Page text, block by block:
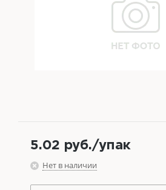
5.02 руб./упак
Нет в наличии